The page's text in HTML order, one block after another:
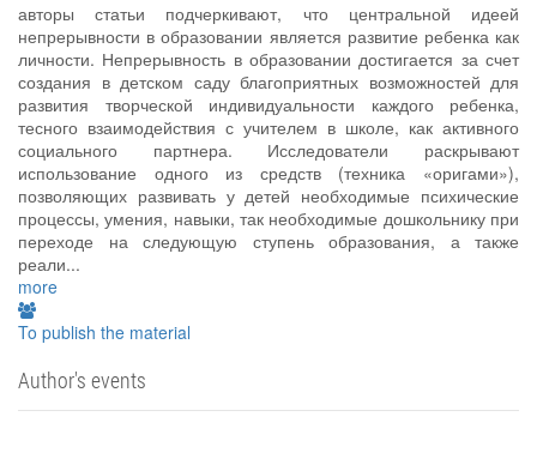
авторы статьи подчеркивают, что центральной идеей
непрерывности в образовании является развитие ребенка как
личности. Непрерывность в образовании достигается за счет
создания в детском саду благоприятных возможностей для
развития творческой индивидуальности каждого ребенка,
тесного взаимодействия с учителем в школе, как активного
социального партнера. Исследователи раскрывают
использование одного из средств (техника «оригами»),
позволяющих развивать у детей необходимые психические
процессы, умения, навыки, так необходимые дошкольнику при
переходе на следующую ступень образования, а также
реали...
more
To publish the material
Author's events